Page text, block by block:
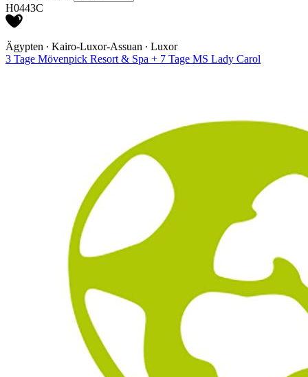
H0443C
Ägypten ∙ Kairo-Luxor-Assuan ∙ Luxor
3 Tage Mövenpick Resort & Spa + 7 Tage MS Lady Carol